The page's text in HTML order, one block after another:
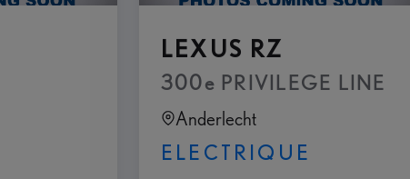
LEXUS RZ
300e PRIVILEGE LINE
Anderlecht
ELECTRIQUE